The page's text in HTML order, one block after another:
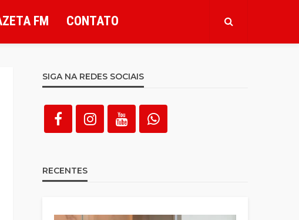
FM CONTATO
SIGA NA REDES SOCIAIS
RECENTES